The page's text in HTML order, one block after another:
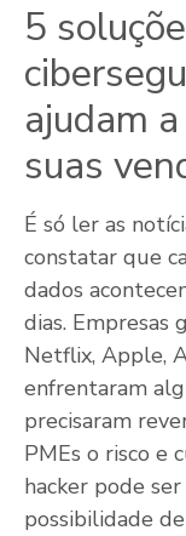
5
ajudam
suas
É só ler as
constatar que
dados
dias. Empresas
Netflix, Apple,
enfrentaram
precisaram
PMEs o risco e
hacker pode
possibilidade